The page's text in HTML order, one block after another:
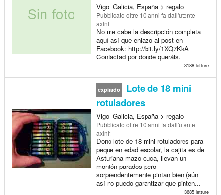
Vigo, Galicia, España > regalo
Pubblicato oltre 10 anni fa dall'utente
axlnlt
No me cabe la descripción completa
aquí así que enlazo al post en
Facebook: http://bit.ly/1XQ7KkA
Contactad por donde queráis.
3188 letture
expirado
Lote de 18 mini
rotuladores
Vigo, Galicia, España > regalo
Pubblicato oltre 10 anni fa dall'utente
axlnlt
Dono lote de 18 mini rotuladores para
peque en edad escolar, la cajita es de
Asturiana mazo cuca, llevan un
montón parados pero
sorprendentemente pintan bien (aún
así no puedo garantizar que pinten...
3685 letture